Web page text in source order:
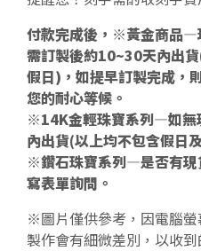
付款完成後，※黃金商品—
需訂製後約10~30天內出
假日)，如提早訂製完成，
您的耐心等候。
※14K金輕珠寶系列—如無
內出貨(以上均不包含假日
※鑽石珠寶系列—是否有現
寫表單詢問。
※圖片僅供參考，因電腦
製作會有細微差別，以收